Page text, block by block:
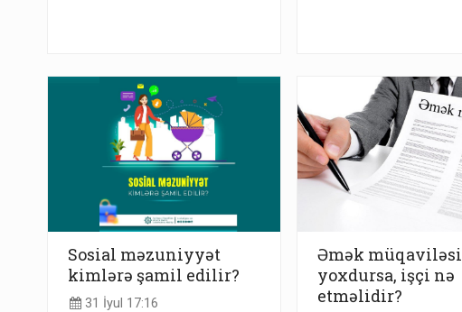
Sosial məzuniyyət
kimlərə şamil edilir?
31 İyul 17:16
Əmək müqaviləsi
yoxdursa, işçi nə
etməlidir?